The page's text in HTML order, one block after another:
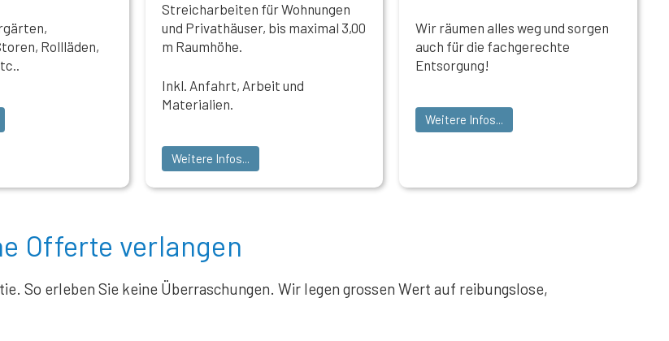
Rollläden,
Streicharbeiten für Wohnungen
und Privathäuser, bis maximal 3,00
m Raumhöhe.
Inkl. Anfahrt, Arbeit und
Materialien.
Weitere Infos...
Wir räumen alles weg und sorgen
auch für die fachgerechte
Entsorgung!
Weitere Infos...
Offerte verlangen
So erleben Sie keine Überraschungen. Wir legen grossen Wert auf reibungslose,